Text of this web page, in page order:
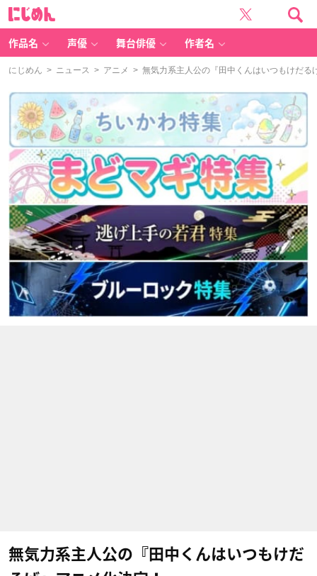
作品名 声優 舞台俳優 作者名
にじめん > ニュース > アニメ > 無気力系主人公の『田中くんはいつもけだる
無気力系主人公の『田中くんはいつもけだ